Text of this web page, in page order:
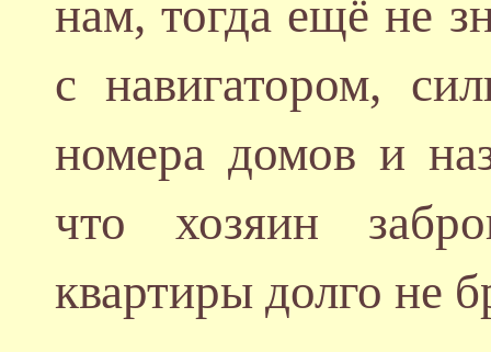
нам, тогда ещё не
с навигатором,
номера домов и
что хозяин
квартиры долго не